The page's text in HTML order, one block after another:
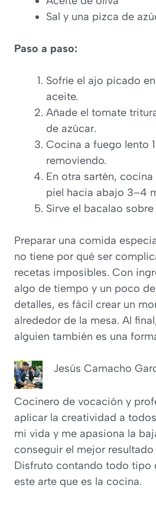
Sal y una pizca de
Paso a paso:
Sofríe el ajo picado
aceite.
Añade el tomate
de azúcar.
Cocina a fuego lento
removiendo.
En otra sartén,
piel hacia abajo 3–4
Sirve el bacalao
Preparar una comida
no tiene por qué ser
recetas imposibles. Con
algo de tiempo y un poco
detalles, es fácil crear un
alrededor de la mesa. Al
alguien también es una
Jesús Camacho
Cocinero de vocación y
aplicar la creatividad a
mi vida y me apasiona la
conseguir el mejor
Disfruto contando todo tipo
este arte que es la cocina.